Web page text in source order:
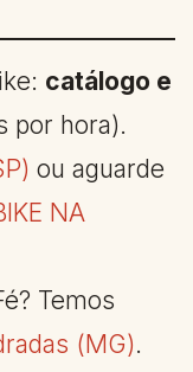
catálogo e
por hora).
ou aguarde
NA
Temos
(MG).